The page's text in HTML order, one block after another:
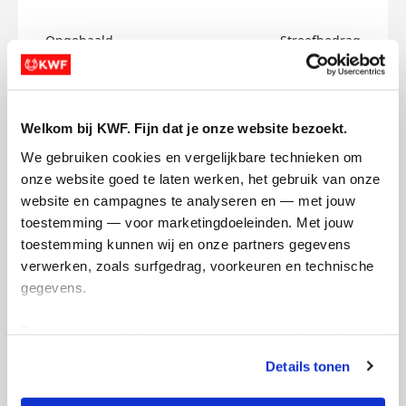
Welkom bij KWF. Fijn dat je onze website bezoekt.
We gebruiken cookies en vergelijkbare technieken om
onze website goed te laten werken, het gebruik van onze
website en campagnes te analyseren en — met jouw
toestemming — voor marketingdoeleinden. Met jouw
toestemming kunnen wij en onze partners gegevens
verwerken, zoals surfgedrag, voorkeuren en technische
gegevens.
tonen. Je kunt je toestemming op elk moment wijzigen of
intrekken via Cookie instellingen onderaan de pagina. De
Details tonen
Opgehaald
€0
Streefbedrag
€150
Cédric's badges